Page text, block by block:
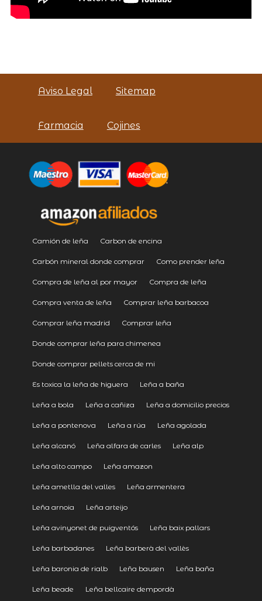
Aviso Legal Sitemap
Farmacia Cojines
Camión de leña Carbon de encina
Carbón mineral donde comprar Como prender leña
Compra de leña al por mayor Compra de leña
Compra venta de leña Comprar leña barbacoa
Comprar leña madrid Comprar leña
Donde comprar leña para chimenea
Donde comprar pellets cerca de mi
Es toxica la leña de higuera Leña a baña
Leña a bola Leña a cañiza Leña a domicilio precios
Leña a pontenova Leña a rúa Leña agolada
Leña alcanó Leña alfara de carles Leña alp
Leña alto campo Leña amazon
Leña ametlla del valles Leña armentera
Leña arnoia Leña arteijo
Leña avinyonet de puigventós Leña baix pallars
Leña barbadanes Leña barberà del vallès
Leña baronia de rialb Leña bausen Leña baña
Leña beade Leña bellcaire dempordà